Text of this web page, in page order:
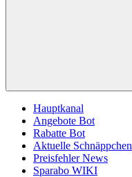
Hauptkanal
Angebote Bot
Rabatte Bot
Aktuelle Schnäppchen
Preisfehler News
Sparabo WIKI